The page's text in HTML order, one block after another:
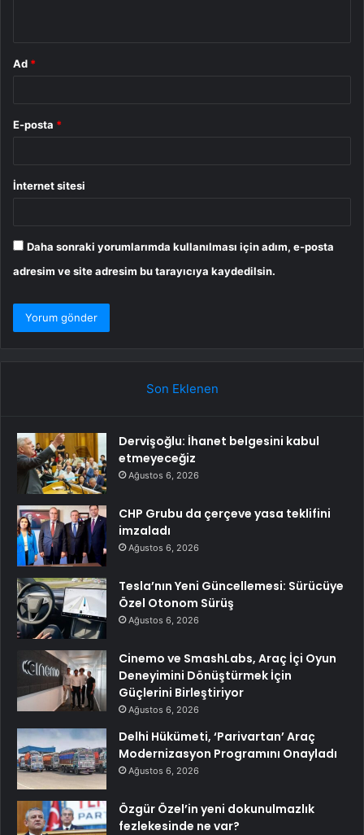
Ad *
E-posta *
İnternet sitesi
Daha sonraki yorumlarımda kullanılması için adım, e-posta
adresim ve site adresim bu tarayıcıya kaydedilsin.
Son Eklenen
Dervişoğlu: İhanet belgesini kabul
etmeyeceğiz
Ağustos 6, 2026
CHP Grubu da çerçeve yasa teklifini
imzaladı
Ağustos 6, 2026
Tesla’nın Yeni Güncellemesi: Sürücüye
Özel Otonom Sürüş
Ağustos 6, 2026
Cinemo ve SmashLabs, Araç İçi Oyun
Deneyimini Dönüştürmek İçin
Güçlerini Birleştiriyor
Ağustos 6, 2026
Delhi Hükümeti, ‘Parivartan’ Araç
Modernizasyon Programını Onayladı
Ağustos 6, 2026
Özgür Özel’in yeni dokunulmazlık
fezlekesinde ne var?